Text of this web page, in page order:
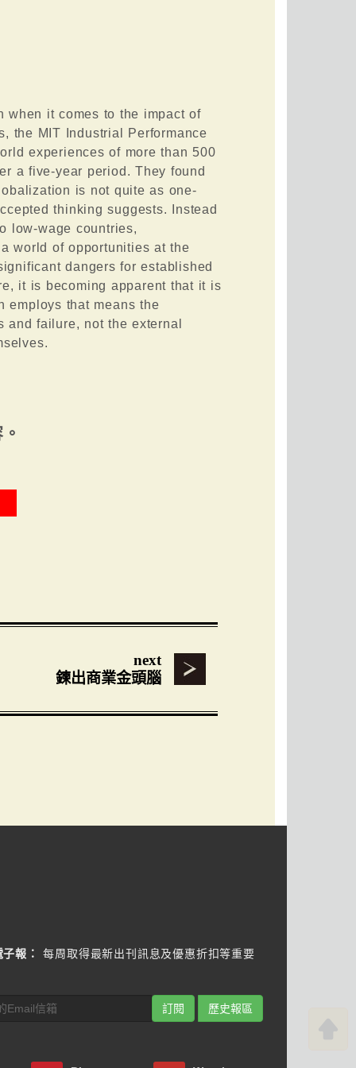
when it comes to the impact of
the MIT Industrial Performance
experiences of more than 500
a five-year period. They found
is not quite as one-
thinking suggests. Instead
low-wage countries,
world of opportunities at the
dangers for established
it is becoming apparent that it is
employs that means the
and failure, not the external
next
鍊出商業金頭腦
報： 每周取得最新出刊訊息及優惠折扣等重要
訂閱 歷史報區